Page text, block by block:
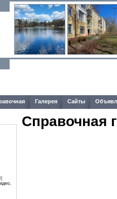
Галерея Сайты
Справочная